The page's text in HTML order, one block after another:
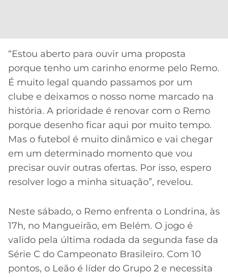
“Estou aberto para ouvir uma proposta
porque tenho um carinho enorme pelo Remo.
É muito legal quando passamos por um
clube e deixamos o nosso nome marcado na
história. A prioridade é renovar com o Remo
porque desenho ficar aqui por muito tempo.
Mas o futebol é muito dinâmico e vai chegar
em um determinado momento que vou
precisar ouvir outras ofertas. Por isso, espero
resolver logo a minha situação”, revelou.
Neste sábado, o Remo enfrenta o Londrina, às
17h, no Mangueirão, em Belém. O jogo é
valido pela última rodada da segunda fase da
Série C do Campeonato Brasileiro. Com 10
pontos, o Leão é líder do Grupo 2 e necessita